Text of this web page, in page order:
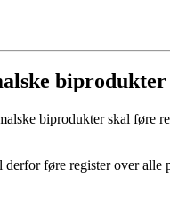
biprodukter
biprodukter skal føre
føre register over alle